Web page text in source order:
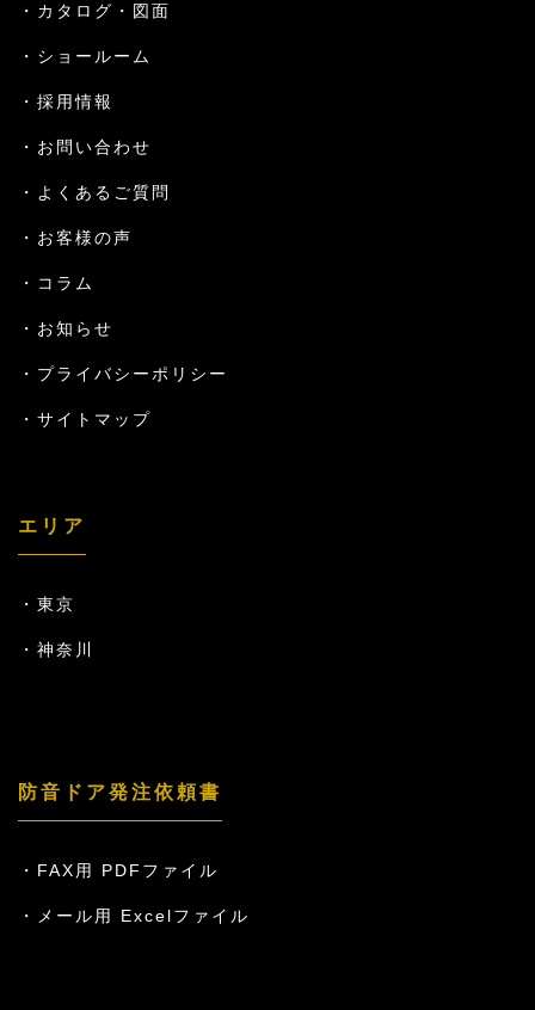
カタログ・図面
ショールーム
採用情報
お問い合わせ
よくあるご質問
お客様の声
コラム
お知らせ
プライバシーポリシー
サイトマップ
エリア
東京
神奈川
防音ドア発注依頼書
FAX用 PDFファイル
メール用 Excelファイル